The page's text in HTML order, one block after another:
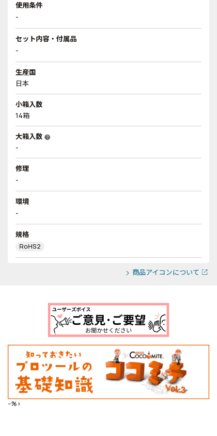
使用条件
-
セット内容・付属品
-
生産国
日本
小箱入数
14箱
大箱入数 help
-
修理
-
環境
-
規格
RoHS2
商品アイコンについて
--%>